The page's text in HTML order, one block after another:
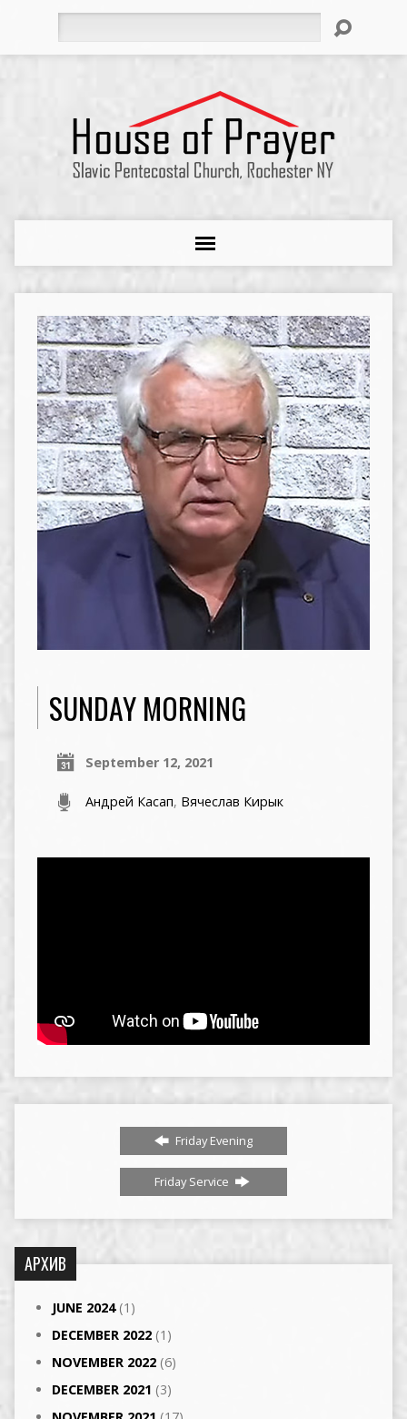
SUNDAY MORNING
September 12, 2021
Андрей Касап, Вячеслав Кирык
Friday Evening
Friday Service
АРХИВ
JUNE 2024(1)
DECEMBER 2022 (1)
NOVEMBER 2022 (6)
DECEMBER 2021 (3)